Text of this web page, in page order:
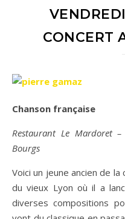
CONCERT
Chanson française
Restaurant Le Mardoret
Bourgs
Voici un jeune ancien de
du vieux Lyon où il a
diverses compositions